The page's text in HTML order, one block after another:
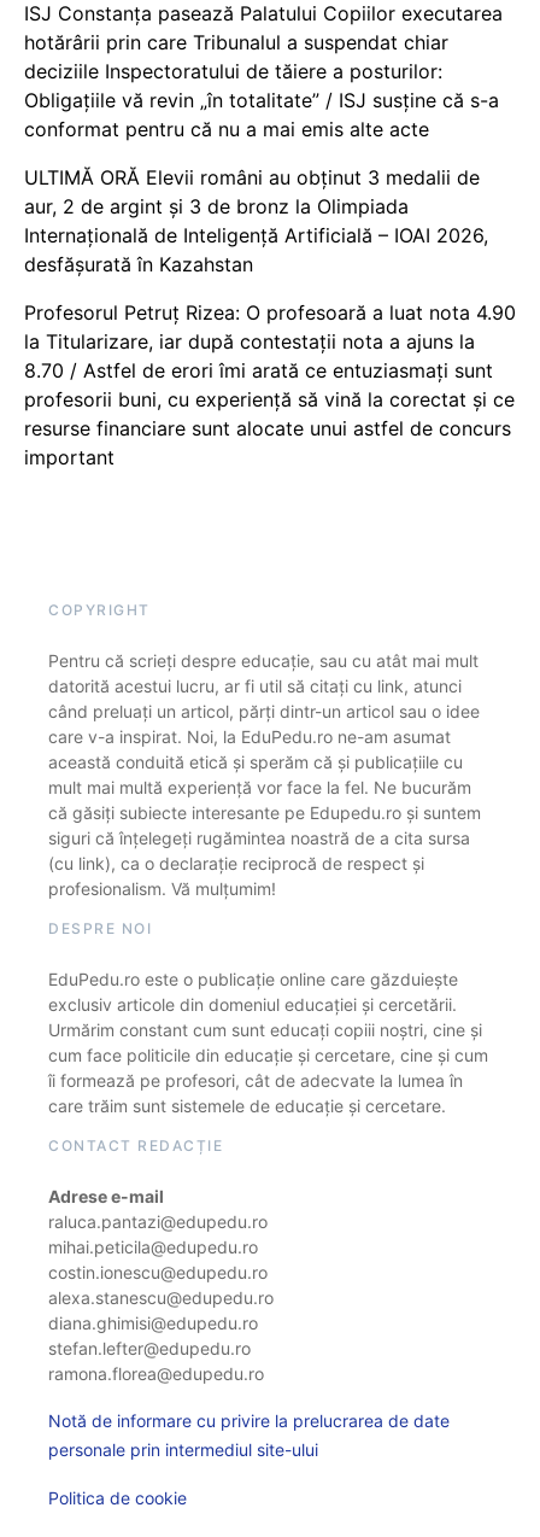
ISJ Constanța pasează Palatului Copiilor executarea
hotărârii prin care Tribunalul a suspendat chiar
deciziile Inspectoratului de tăiere a posturilor:
Obligațiile vă revin „în totalitate” / ISJ susține că s-a
conformat pentru că nu a mai emis alte acte
ULTIMĂ ORĂ Elevii români au obținut 3 medalii de
aur, 2 de argint și 3 de bronz la Olimpiada
Internațională de Inteligență Artificială – IOAI 2026,
desfășurată în Kazahstan
Profesorul Petruț Rizea: O profesoară a luat nota 4.90
la Titularizare, iar după contestații nota a ajuns la
8.70 / Astfel de erori îmi arată ce entuziasmați sunt
profesorii buni, cu experiență să vină la corectat și ce
resurse financiare sunt alocate unui astfel de concurs
important
COPYRIGHT
Pentru că scrieți despre educație, sau cu atât mai mult
datorită acestui lucru, ar fi util să citați cu link, atunci
când preluați un articol, părți dintr-un articol sau o idee
care v-a inspirat. Noi, la EduPedu.ro ne-am asumat
această conduită etică și sperăm că și publicațiile cu
mult mai multă experiență vor face la fel. Ne bucurăm
că găsiți subiecte interesante pe Edupedu.ro și suntem
siguri că înțelegeți rugămintea noastră de a cita sursa
(cu link), ca o declarație reciprocă de respect și
profesionalism. Vă mulțumim!
DESPRE NOI
EduPedu.ro este o publicație online care găzduiește
exclusiv articole din domeniul educației și cercetării.
Urmărim constant cum sunt educați copiii noștri, cine și
cum face politicile din educație și cercetare, cine și cum
îi formează pe profesori, cât de adecvate la lumea în
care trăim sunt sistemele de educație și cercetare.
CONTACT REDACȚIE
Adrese e-mail
raluca.pantazi@edupedu.ro
mihai.peticila@edupedu.ro
costin.ionescu@edupedu.ro
alexa.stanescu@edupedu.ro
diana.ghimisi@edupedu.ro
stefan.lefter@edupedu.ro
ramona.florea@edupedu.ro
Notă de informare cu privire la prelucrarea de date
personale prin intermediul site-ului
Politica de cookie